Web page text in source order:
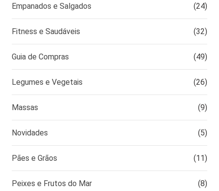
Empanados e Salgados (24)
Fitness e Saudáveis (32)
Guia de Compras (49)
Legumes e Vegetais (26)
Massas (9)
Novidades (5)
Pães e Grãos (11)
Peixes e Frutos do Mar (8)